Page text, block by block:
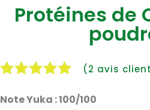
Protéines de
sur 5
(2 avis
Note Yuka : 100/100